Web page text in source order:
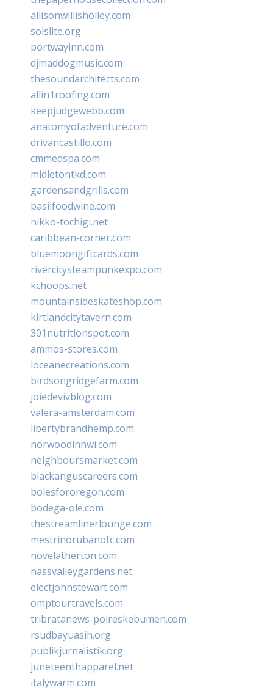
allisonwillisholley.com
solslite.org
portwayinn.com
djmaddogmusic.com
thesoundarchitects.com
allin1roofing.com
keepjudgewebb.com
anatomyofadventure.com
drivancastillo.com
cmmedspa.com
midletontkd.com
gardensandgrills.com
basilfoodwine.com
nikko-tochigi.net
caribbean-corner.com
bluemoongiftcards.com
rivercitysteampunkexpo.com
kchoops.net
mountainsideskateshop.com
kirtlandcitytavern.com
301nutritionspot.com
ammos-stores.com
loceanecreations.com
birdsongridgefarm.com
joiedevivblog.com
valera-amsterdam.com
libertybrandhemp.com
norwoodinnwi.com
neighboursmarket.com
blackanguscareers.com
bolesfororegon.com
bodega-ole.com
thestreamlinerlounge.com
mestrinorubanofc.com
novelatherton.com
nassvalleygardens.net
electjohnstewart.com
omptourtravels.com
tribratanews-polreskebumen.com
rsudbayuasih.org
publikjurnalistik.org
juneteenthapparel.net
italywarm.com